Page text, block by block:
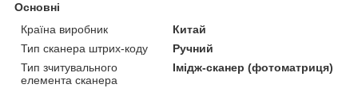
Основні
Країна виробник
Китай
Тип сканера штрих-коду
Ручний
Тип зчитувального
елемента сканера
Імідж-сканер (фотоматриця)